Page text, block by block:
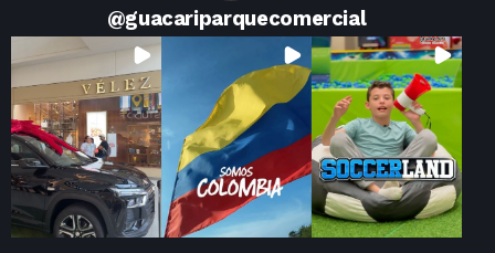
@guacariparquecomercial